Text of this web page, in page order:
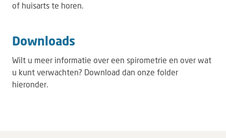
of huisarts te horen.
Downloads
Wilt u meer informatie over een spirometrie en over wat
u kunt verwachten? Download dan onze folder
hieronder.